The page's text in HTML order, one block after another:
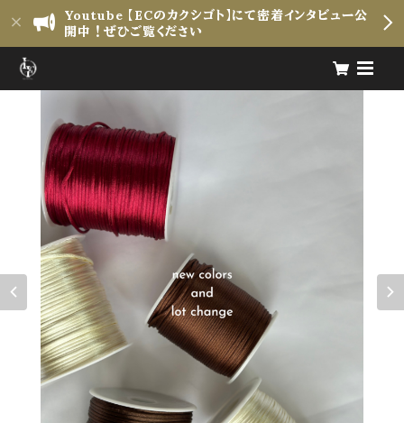
Youtube 【ECのカクシゴト】にて密着インタビュー公
開中！ぜひご覧ください